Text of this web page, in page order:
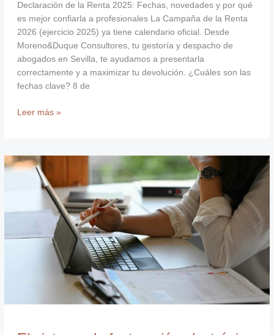
Declaración de la Renta 2025: Fechas, novedades y por qué
es mejor confiarla a profesionales La Campaña de la Renta
2026 (ejercicio 2025) ya tiene calendario oficial. Desde
Moreno&Duque Consultores, tu gestoría y despacho de
abogados en Sevilla, te ayudamos a presentarla
correctamente y a maximizar tu devolución. ¿Cuáles son las
fechas clave? 8 de
Leer más »
El
sistema
facturación
electrónica
VeriFactu